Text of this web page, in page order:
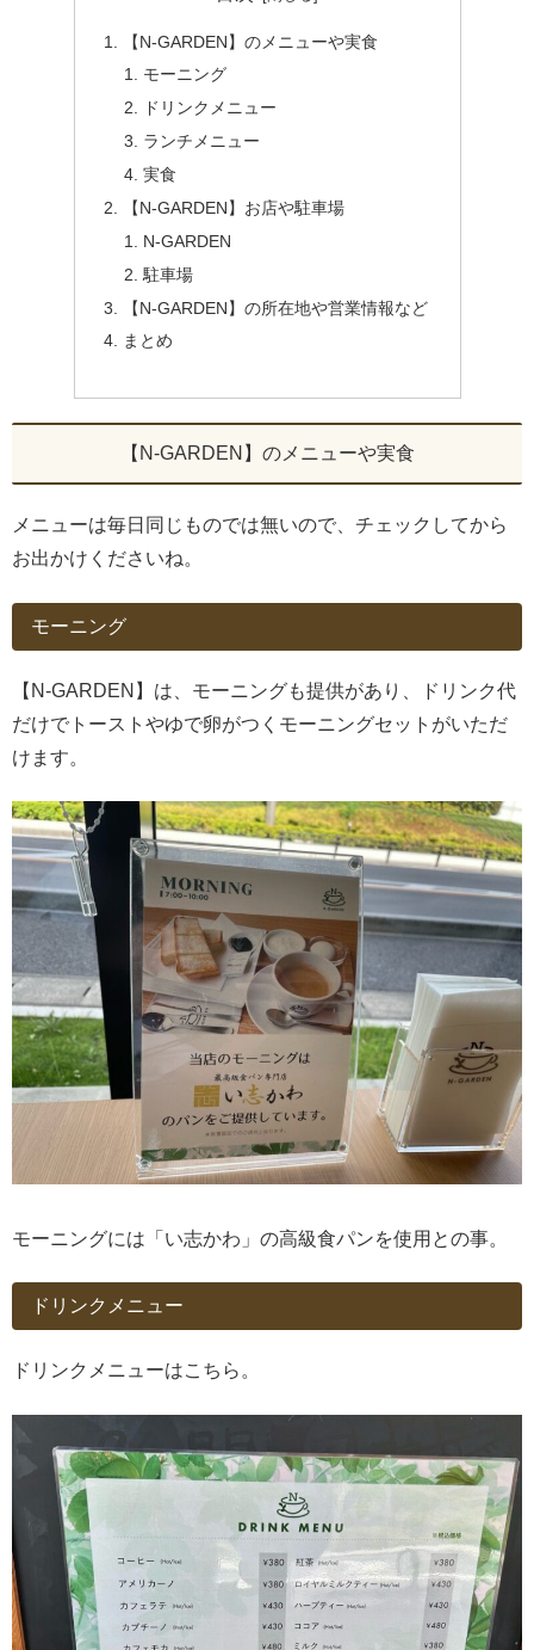
【N-GARDEN】のメニューや実食
モーニング
ドリンクメニュー
ランチメニュー
実食
【N-GARDEN】お店や駐車場
N-GARDEN
駐車場
【N-GARDEN】の所在地や営業情報など
まとめ
【N-GARDEN】のメニューや実食
メニューは毎日同じものでは無いので、チェックしてから
お出かけくださいね。
モーニング
【N-GARDEN】は、モーニングも提供があり、ドリンク代
だけでトーストやゆで卵がつくモーニングセットがいただ
けます。
モーニングには「い志かわ」の高級食パンを使用との事。
ドリンクメニュー
ドリンクメニューはこちら。